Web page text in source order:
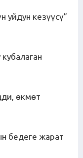
уйдун кезүүсү”
өкмөт
бедеге жарат